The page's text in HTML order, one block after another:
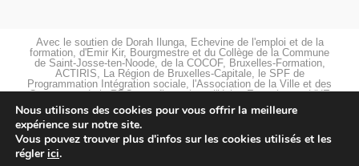
Avec le soutien de Dorah Ilunga, Echevine de l'emploi et de la
formation, d'Emir Kir, Bourgmestre et du Collège de la Commune
de Saint-Josse-ten-Noode, de la COCOF, Bruxelles-Formation,
ACTIRIS, La Région de Bruxelles-Capitale, le SPF de
Programmation Intégration sociale, l'Association de la Ville et des
Communes de la RBC et cofinancé par l'Union Européenne. L'UE
cofinance la formation de 154 personnes par an en HORECA,
Orientation professionnelle, informatique et bureautique.
"Titulaires du Label Diversité, nous nous engageons à respecter et
à promouvoir l'application du principe de non-discrimination sous
toutes ses formes dans la mise en œuvre de nos actions et dans
Nous utilisons des cookies pour vous offrir la meilleure
expérience sur notre site.
Vous pouvez trouver plus d'infos sur les cookies utilisés et les
réglerici.